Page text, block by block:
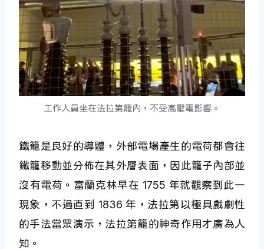
工作人員坐在法拉第籠內，不受高壓電影響。
鐵籠是良好的導體，外部電場產生的電荷都會往
鐵籠移動並分佈在其外層表面，因此籠子內部並
沒有電荷。富蘭克林早在 1755 年就觀察到此一
現象，不過直到 1836 年，法拉第以極具戲劇性
的手法當眾演示，法拉第籠的神奇作用才廣為人
知。